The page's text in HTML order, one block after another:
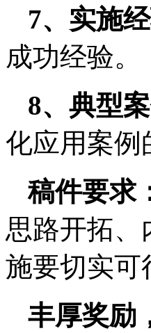
7、实施
成功经验。
8、典型
化应用案例
稿件要求
思路开拓、
施要切实可
丰厚奖励